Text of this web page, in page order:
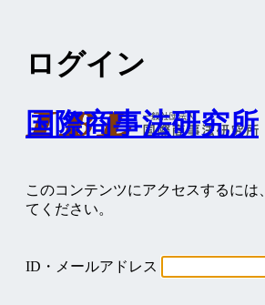
ログイン
国際商事法研究所
このコンテンツにアクセスするに
てください。
ID・メールアドレス